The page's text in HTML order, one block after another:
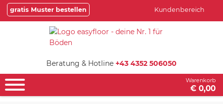
gratis Muster bestellen Kundenbereich
Beratung & Hotline +43 4352 506050
Warenkorb
€ 0,00